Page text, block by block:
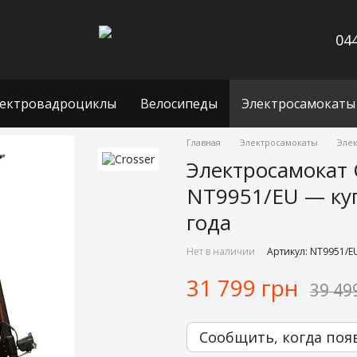
Велосипеды Электросамокаты
Главная Электросамокаты
NT9951/EU —
года
Нет в наличии Артикул: NT9951/
31 799 грн 39
Сообщить, когда